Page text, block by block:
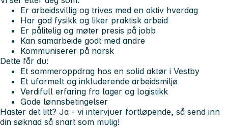
Er arbeidsvillig og trives med en aktiv hverdag
Har god fysikk og liker praktisk arbeid
Er pålitelig og møter presis på jobb
Kan samarbeide godt med andre
Kommuniserer på norsk
Dette får du:
Et sommeroppdrag hos en solid aktør i Vestby
Et uformelt og inkluderende arbeidsmiljø
Verdifull erfaring fra lager og logistikk
Gode lønnsbetingelser
Haster det litt? Ja - vi intervjuer fortløpende, så send inn
din søknad så snart som mulig!